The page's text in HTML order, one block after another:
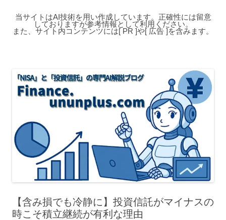
当サイトはAI技術を用い作成しています。正確性には留意
しておりますが参考情報として利用ください。
また、サイト内コンテンツには[ PR ]や[ 広告 ]を含みます。
【含み損でも冷静に】投資信託がマイナスの
時こそ積立継続が有利な理由